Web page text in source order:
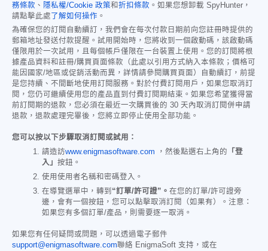
務條款 、 隱私權/Cookie 政策和折扣條款 。如果您想卸載 SpyHunter，
請點擊此處了解如何操作 。
為確保您的訂閱自動續訂，我們會在每次付款日期前向您註冊時提供的
郵箱地址發送付款提醒。試用開始時，您將收到一個啟動碼，該啟動碼
僅限用於一次試用，且每個帳戶僅限在一台裝置上使用。您的訂閱將根
據產品資料和註冊/購買頁面條款（此處以引用方式納入本條款；價格可
能因國家/地區或促銷活動而異，詳情請參閱購買頁面）自動續訂，前提
是您持續、不間斷地使用訂閱服務。對於付費訂閱用戶，如果您取消訂
閱，您仍可繼續使用您的產品直到付費訂閱期結束。如果您希望獲得當
前訂閱期的退款，您必須在最近一次購買後的 30 天內取消訂閱併申請
退款，退款處理完畢後，您將立即停止使用全部功能。
您可以按以下步驟取消訂閱或試用：
請造訪www.enigmasoftware.com ，然後點選右上角的 「登
入」 按鈕。
使用使用者名稱和密碼登入。
在導覽選單中，轉到 “訂單/許可證”。 在您的訂單/許可證旁
邊，會有一個按鈕，您可以點擊取消訂閱（如果有）。注意：
如果您有多個訂單/產品，則需要逐一取消。
如果您有任何疑問或問題，可以透過電子郵件
support@enigmasoftware.com聯絡 EnigmaSoft 支持，或在